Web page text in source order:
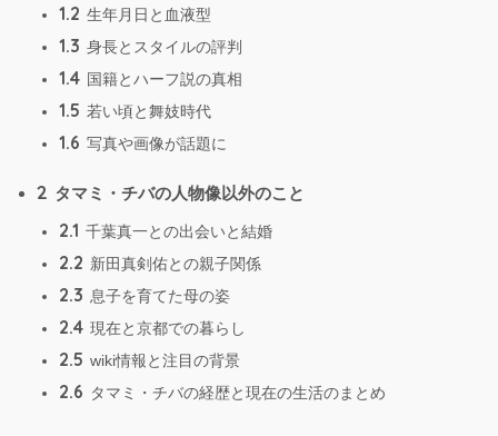
1.2 生年月日と血液型
1.3 身長とスタイルの評判
1.4 国籍とハーフ説の真相
1.5 若い頃と舞妓時代
1.6 写真や画像が話題に
2 タマミ・チバの人物像以外のこと
2.1 千葉真一との出会いと結婚
2.2 新田真剣佑との親子関係
2.3 息子を育てた母の姿
2.4 現在と京都での暮らし
2.5 wiki情報と注目の背景
2.6 タマミ・チバの経歴と現在の生活のまとめ